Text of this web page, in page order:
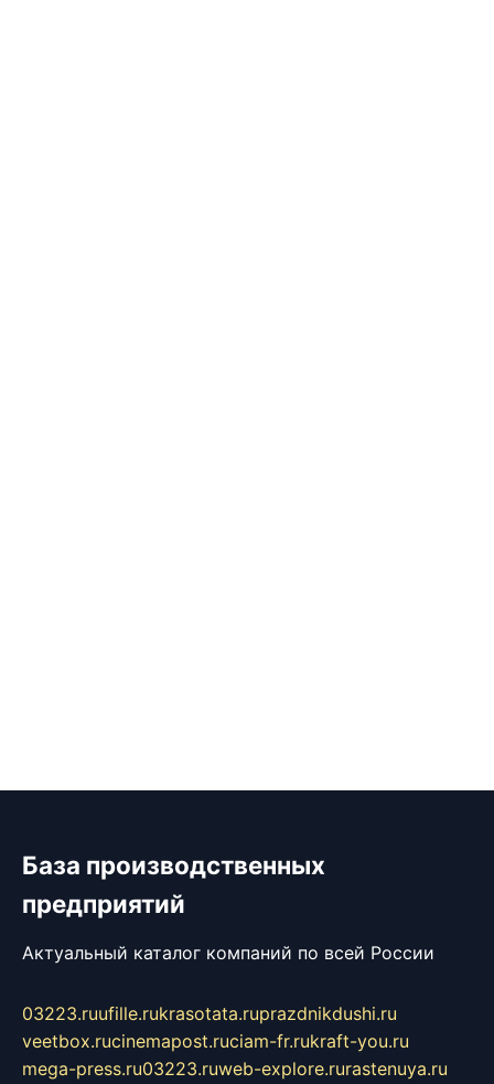
База производственных
предприятий
Актуальный каталог компаний по всей России
03223.ruufille.rukrasotata.ruprazdnikdushi.ru
veetbox.rucinemapost.ruciam-fr.rukraft-you.ru
mega-press.ru03223.ruweb-explore.rurastenuya.ru